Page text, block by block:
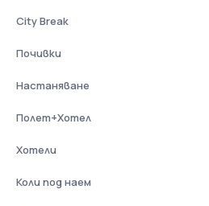
City Break
Почивки
Настаняване
Полет+Хотел
Хотели
Коли под наем